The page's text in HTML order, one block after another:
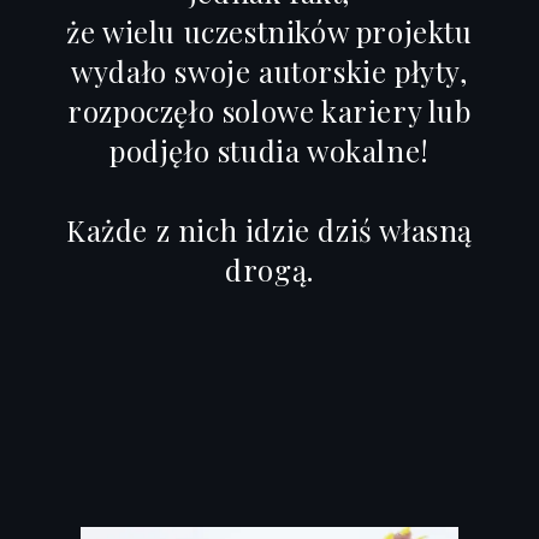
że wielu uczestników projektu
wydało swoje autorskie płyty,
rozpoczęło solowe kariery lub
podjęło studia wokalne!
Każde z nich idzie dziś własną
drogą.